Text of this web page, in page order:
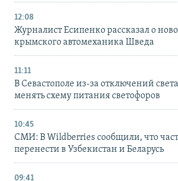
12:08
Журналист Есипенко рассказал о
крымского автомеханика Шведа
11:11
В Севастополе из-за отключений
менять схему питания светофоров
10:45
СМИ: В Wildberries сообщили, что
перенести в Узбекистан и Беларусь
09:41